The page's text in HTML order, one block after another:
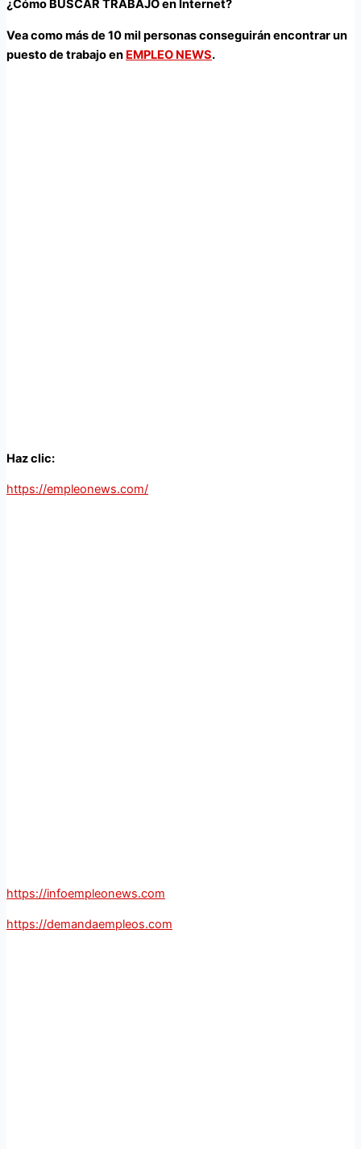
¿Cómo BUSCAR TRABAJO en Internet?
Vea como más de 10 mil personas conseguirán encontrar un
puesto de trabajo en EMPLEO NEWS.
Haz clic:
https://empleonews.com/
https://infoempleonews.com
https://demandaempleos.com